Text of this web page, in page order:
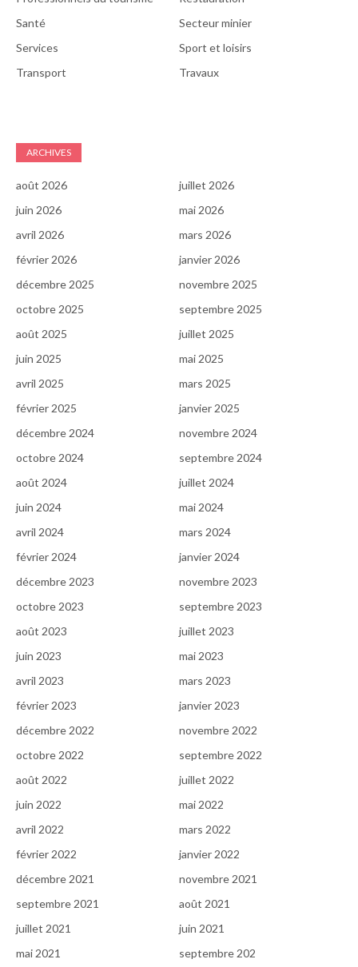
Santé
Secteur minier
Services
Sport et loisirs
Transport
Travaux
ARCHIVES
août 2026
juillet 2026
juin 2026
mai 2026
avril 2026
mars 2026
février 2026
janvier 2026
décembre 2025
novembre 2025
octobre 2025
septembre 2025
août 2025
juillet 2025
juin 2025
mai 2025
avril 2025
mars 2025
février 2025
janvier 2025
décembre 2024
novembre 2024
octobre 2024
septembre 2024
août 2024
juillet 2024
juin 2024
mai 2024
avril 2024
mars 2024
février 2024
janvier 2024
décembre 2023
novembre 2023
octobre 2023
septembre 2023
août 2023
juillet 2023
juin 2023
mai 2023
avril 2023
mars 2023
février 2023
janvier 2023
décembre 2022
novembre 2022
octobre 2022
septembre 2022
août 2022
juillet 2022
juin 2022
mai 2022
avril 2022
mars 2022
février 2022
janvier 2022
décembre 2021
novembre 2021
septembre 2021
août 2021
juillet 2021
juin 2021
mai 2021
septembre 202